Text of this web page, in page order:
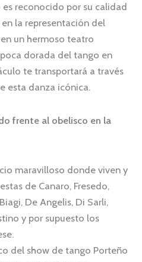
reconocido por su calidad
la representación del
un hermoso teatro
dorada del tango en
te transportará a través
esta danza icónica.
frente al obelisco en la
maravilloso donde viven y
de Canaro, Fresedo,
De Angelis, Di Sarli,
y por supuesto los
del show de tango Porteño